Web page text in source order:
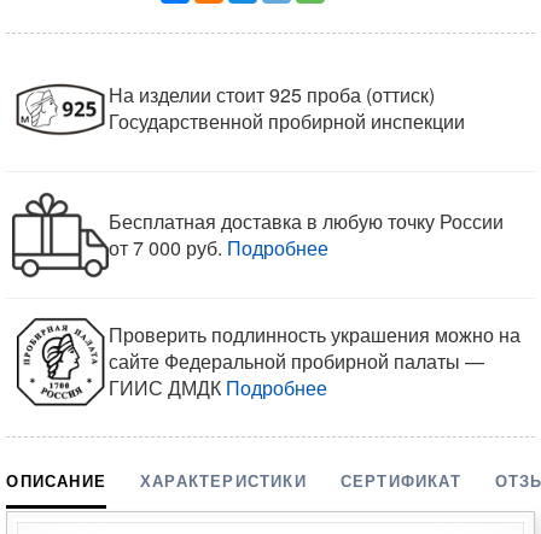
На изделии стоит 925 проба (оттиск)
Государственной пробирной инспекции
Бесплатная доставка в любую точку России
от 7 000 руб. Подробнее
Проверить подлинность украшения можно на
сайте Федеральной пробирной палаты —
ГИИС ДМДК Подробнее
ОПИСАНИЕ ХАРАКТЕРИСТИКИ СЕРТИФИКАТ